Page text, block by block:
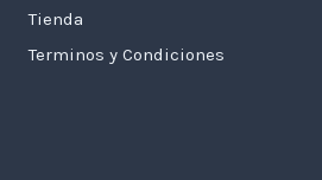
Tienda
Terminos y Condiciones